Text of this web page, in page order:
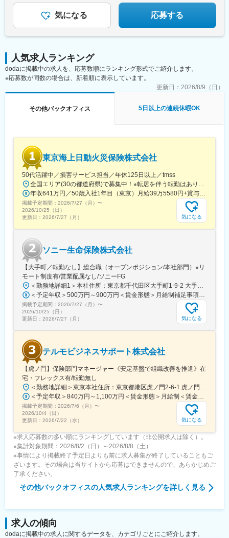
気になる 応募する
人気求人ランキング
dodaに掲載中の求人を、応募数順にランキング形式でご紹介します。
※応募数が同数の場合は、新着順に表示しています。
更新日： 2026/8/9（日）
その他バックオフィス 5日以上の連続休暇OK
東京海上日動火災保険株式会社
50代活躍中／損害サービス担当／年休125日以上／tmss
掲載予定期間： 2026/7/27（月） 〜
2026/10/25（日）
更新日： 2026/7/27（月） 気になる
ソニー生命保険株式会社
【大手町／転勤なし】総合職（オープンポジション/本社部門）※リ
モート制度有/営業配属なし/ソニーFG
掲載予定期間： 2026/7/27（月） 〜
2026/10/25（日）
更新日： 2026/7/27（月） 気になる
テルモビジネスサポート株式会社
【虎ノ門】保険部門マネージャー《安定基盤で組織改善を推進》在
宅・フレックス有/転勤無し
掲載予定期間： 2026/7/6（月） 〜
2026/10/4（日）
更新日： 2026/7/22（水） 気になる
※求人応募数の多い順にランキングしています（非公開求人は除く）。
※集計対象期間：2026/8/2（日）～2026/8/8（土）
※事情により掲載終了予定日よりも前に求人募集が終了していることもご
ざいます。その場合は当サイトから応募はできませんので、あらかじめご
了承ください。
その他バックオフィスの人気求人ランキングを詳しく見る
求人の傾向
dodaに掲載中の求人に関するデータを、カテゴリごとにご紹介します。